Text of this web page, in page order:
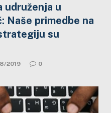
udruženja u
Naše primedbe na
su
2019 0